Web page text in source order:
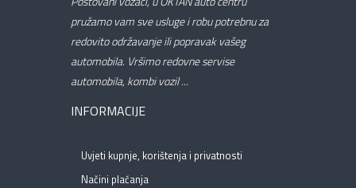
pružamo vam sve usluge i robu potrebnu za
redovito održavanje ili popravak vašeg
automobila. Vršimo redovne servise
automobila, kombi vozil ...
INFORMACIJE
Uvjeti kupnje, korištenja i privatnosti
Načini plaćanja